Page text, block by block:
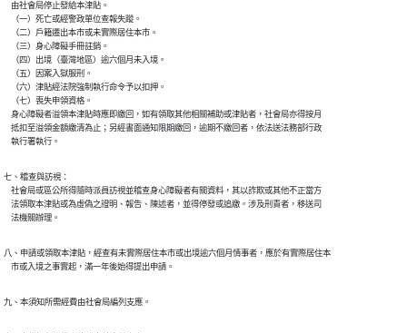
    由社會局停止發給本津貼。
    （一）死亡或經警政單位查報失蹤。
    （二）戶籍遷出本市或未實際居住本市。
    （三）身心障礙手冊註銷。
    （四）出境（臺灣地區）逾六個月未入境。
    （五）因案入獄服刑。
    （六）津貼經法院強制執行命令予以扣押。
    （七）喪失申領資格。
    身心障礙者溢領本津貼時應即繳回，如有領取其他相關補助或津貼者，社會局亦得按月
    抵扣至溢領金額繳清為止；另經書面通知限期繳回，逾期不繳回者，依法送法務部行政
    執行署執行。
七、稽查與訪視：
    社會局或區公所得隨時派員訪視並稽查身心障礙者有關資料，其以詐欺或其他不正當方
    法領取本津貼或為虛偽之證明、報告、陳述者，並得停發或追繳。涉及刑責者，移送司
    法機關辦理。
八、申請或領取本津貼，經查有未實際居住本市或出境逾六個月情事者，應於有實際居住本
    市或入境之事實起，滿一年後始得提出申請。
九、本須知所需經費由社會局編列支應。